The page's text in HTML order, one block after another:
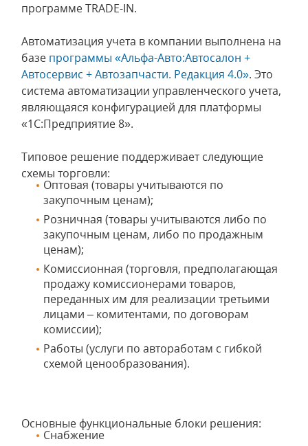
программе TRADE-IN.
Автоматизация учета в компании выполнена на
базе программы «Альфа-Авто:Автосалон +
Автосервис + Автозапчасти. Редакция 4.0». Это
система автоматизации управленческого учета,
являющаяся конфигурацией для платформы
«1С:Предприятие 8».
Типовое решение поддерживает следующие
схемы торговли:
Оптовая (товары учитываются по
закупочным ценам);
Розничная (товары учитываются либо по
закупочным ценам, либо по продажным
ценам);
Комиссионная (торговля, предполагающая
продажу комиссионерами товаров,
переданных им для реализации третьими
лицами – комитентами, по договорам
комиссии);
Работы (услуги по автоработам с гибкой
схемой ценообразования).
Основные функциональные блоки решения:
Снабжение